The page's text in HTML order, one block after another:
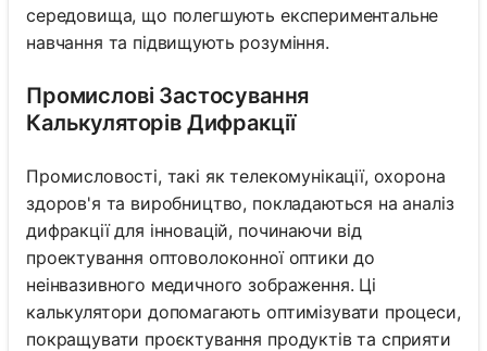
середовища, що полегшують експериментальне
навчання та підвищують розуміння.
Промислові Застосування
Калькуляторів Дифракції
Промисловості, такі як телекомунікації, охорона
здоров'я та виробництво, покладаються на аналіз
дифракції для інновацій, починаючи від
проектування оптоволоконної оптики до
неінвазивного медичного зображення. Ці
калькулятори допомагають оптимізувати процеси,
покращувати проєктування продуктів та сприяти